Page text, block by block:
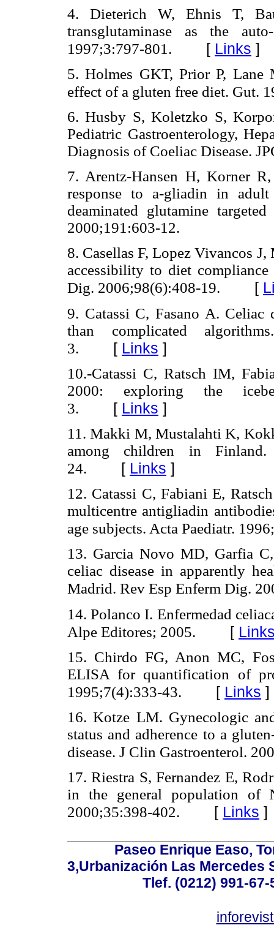
4. Dieterich W, Ehnis T,
transglutaminase as the
1997;3:797-801. [ Links ]
5. Holmes GKT, Prior P, Lane
effect of a gluten free diet. Gut.
6. Husby S, Koletzko S,
Pediatric Gastroenterology,
Diagnosis of Coeliac Disease.
7. Arentz-Hansen H, Korner
response to a-gliadin in
deaminated glutamine
2000;191:603-12.
8. Casellas F, Lopez Vivancos
accessibility to diet
Dig. 2006;98(6):408-19. [
9. Catassi C, Fasano A. Celiac
than complicated
3. [ Links ]
10.-Catassi C, Ratsch IM,
2000: exploring the
3. [ Links ]
11. Makki M, Mustalahti K,
among children in
24. [ Links ]
12. Catassi C, Fabiani E,
multicentre antigliadin
age subjects. Acta Paediatr.
13. Garcia Novo MD, Garfia
celiac disease in apparently
Madrid. Rev Esp Enferm Dig.
14. Polanco I. Enfermedad
Alpe Editores; 2005. [
15. Chirdo FG, Anon MC,
ELISA for quantification of
1995;7(4):333-43. [ Links ]
16. Kotze LM. Gynecologic
status and adherence to a
disease. J Clin Gastroenterol.
17. Riestra S, Fernandez E,
in the general population of
2000;35:398-402. [ Links ]
Paseo Enrique Easo,
3,Urbanización Las Mercedes
Tlef. (0212) 991-